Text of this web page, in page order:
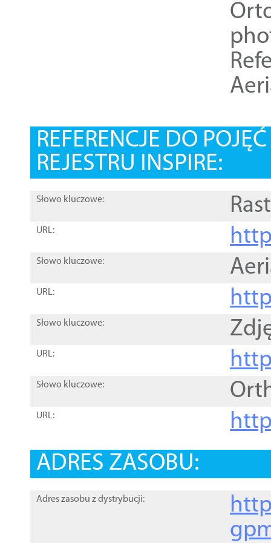
REFERENCJE DO
REJESTRU INSPIRE:
Słowo kluczowe:
URL:
Słowo kluczowe:
URL:
Słowo kluczowe:
URL:
Słowo kluczowe:
URL:
ADRES ZASOBU:
Adres zasobu z dystrybucji: